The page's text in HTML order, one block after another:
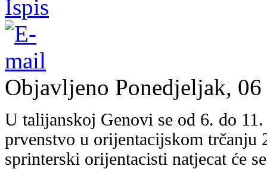
Objavljeno Ponedjeljak,
U talijanskoj Genovi se od 6. do
prvenstvo u orijentacijskom
sprinterski orijentacisti natjecat će